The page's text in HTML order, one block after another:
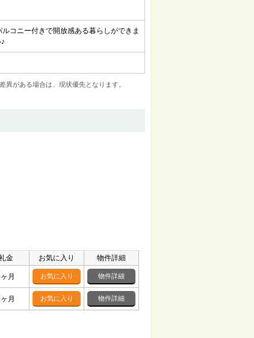
コニー付きで開放感ある暮らしができま
異がある場合は、現状優先となります。
金 お気に入り 物件詳細
月 お気に入り 物件詳細
月 お気に入り 物件詳細